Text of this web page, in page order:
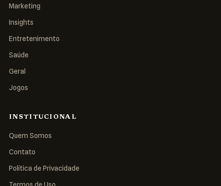
Marketing
Insights
Entretenimento
Saúde
Geral
Jogos
INSTITUCIONAL
Quem Somos
Contato
Política de Privacidade